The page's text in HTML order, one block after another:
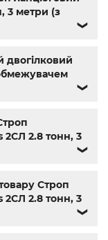
, анкера, Name
заклепка
,болт м14 1.5
болт м 9,болт м7
din
оптом
болтов,
шайбы
киев,болты
,купить
м 10
купить
3 метри (з
❯
двогілковий
❯
2СЛ 2.8 тонн, 3
❯
Строп
2СЛ 2.8 тонн, 3
❯